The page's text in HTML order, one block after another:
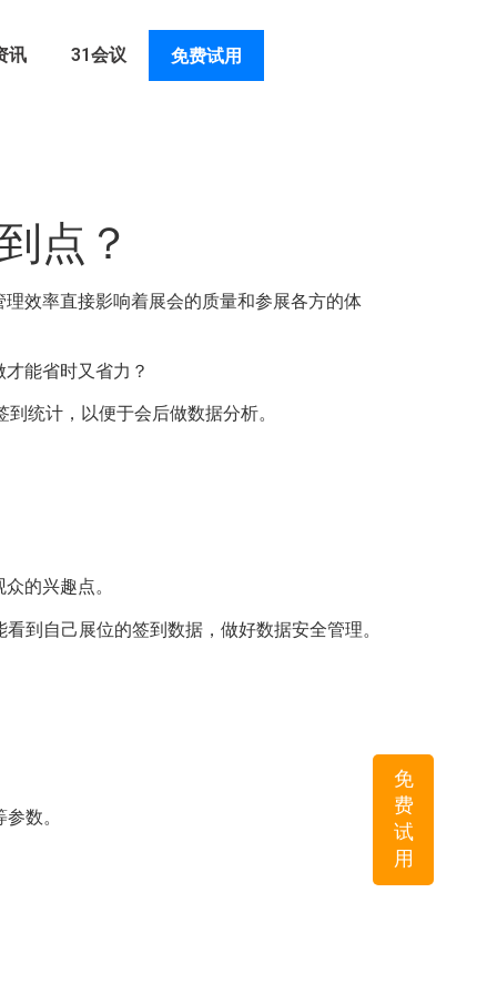
讯 31会议 免费试用
免
费
试
用
点？
效率直接影响着展会的质量和参展各方的体
能省时又省力？
统计，以便于会后做数据分析。
的兴趣点。
到自己展位的签到数据，做好数据安全管理。
数。